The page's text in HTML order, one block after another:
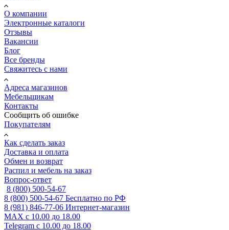
О компании
Электронные каталоги
Отзывы
Вакансии
Блог
Все бренды
Свяжитесь с нами
Адреса магазинов
Мебельщикам
Контакты
Сообщить об ошибке
Покупателям
Как сделать заказ
Доставка и оплата
Обмен и возврат
Распил и мебель на заказ
Вопрос-ответ
8 (800) 500-54-67
8 (800) 500-54-67 Бесплатно по РФ
8 (981) 846-77-06 Интернет-магазин
MAX с 10.00 до 18.00
Telegram с 10.00 до 18.00